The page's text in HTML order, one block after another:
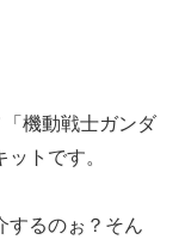
機動戦士ガンダ
トです。
するのぉ？そん